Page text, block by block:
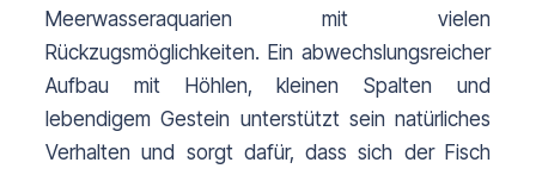
Meerwasseraquarien mit vielen
Rückzugsmöglichkeiten. Ein abwechslungsreicher
Aufbau mit Höhlen, kleinen Spalten und
lebendigem Gestein unterstützt sein natürliches
Verhalten und sorgt dafür, dass sich der Fisch